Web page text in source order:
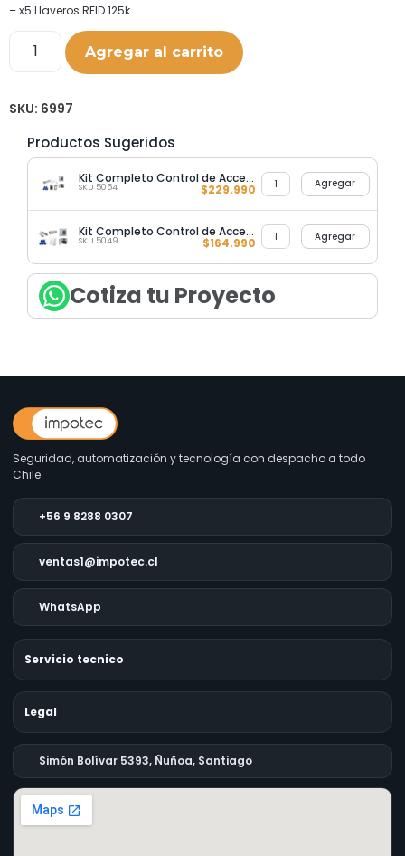
– x5 Llaveros RFID 125k
Agregar al carrito
SKU: 6997
Productos Sugeridos
Kit Completo Control de Acceso con Cerradura 500KG + Batería de Respaldo
SKU 5054 $229.990 Agregar
Kit Completo Control de Acceso Puerta de Vidrio 280KG
SKU 5049 $164.990 Agregar
Cotiza tu Proyecto
Seguridad, automatización y tecnología con despacho a todo
Chile.
+56 9 8288 0307
ventas1@impotec.cl
WhatsApp
Servicio tecnico
Legal
Simón Bolívar 5393, Ñuñoa, Santiago